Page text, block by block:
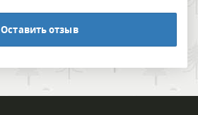
Оставить отзыв